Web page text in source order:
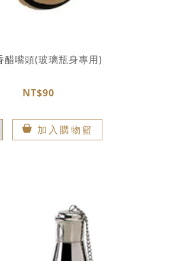
醋嘴頭(玻璃瓶身專用)
NT$90
加入購物籃